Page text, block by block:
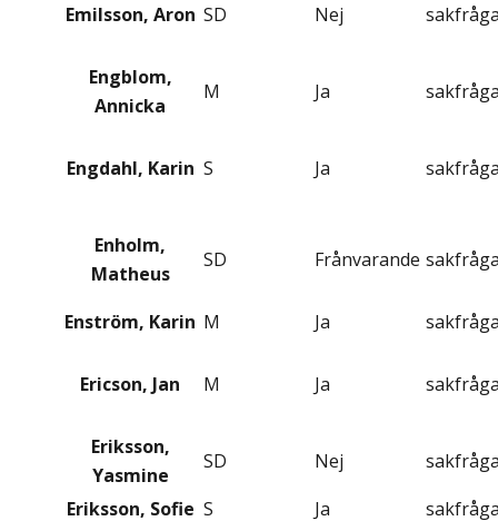
Emilsson, Aron SD Nej
Engblom,
Annicka
M Ja
Engdahl, Karin S Ja
Enholm,
Matheus
SD Frånvarande
Enström, Karin M Ja
Ericson, Jan M Ja
Eriksson,
Yasmine
SD Nej
Eriksson, Sofie S Ja